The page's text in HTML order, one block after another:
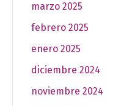
marzo 2025
febrero 2025
enero 2025
diciembre 2024
noviembre 2024